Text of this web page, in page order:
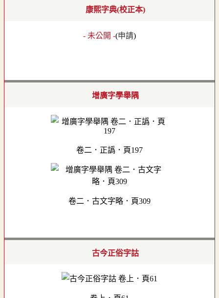
康熙字典(校正本)
- 未公開 -(申請)
增廣字學舉隅
卷二．正譌．頁197
卷二．古文字略．頁309
古今正俗字詁